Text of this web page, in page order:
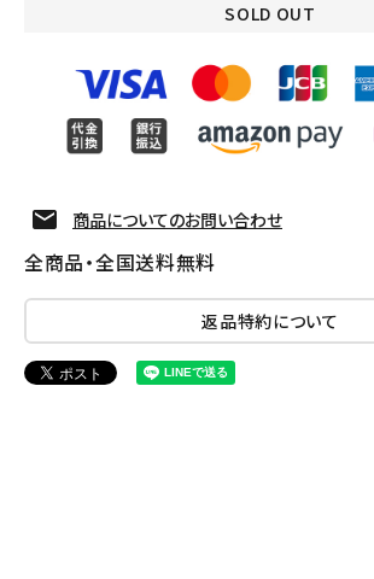
Follow us
SOLD OUT
商品についてのお問い合わせ
全商品・全国送料無料
返品特約について